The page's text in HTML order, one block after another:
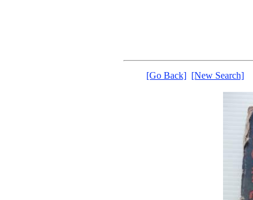
[Go Back] [New Search]